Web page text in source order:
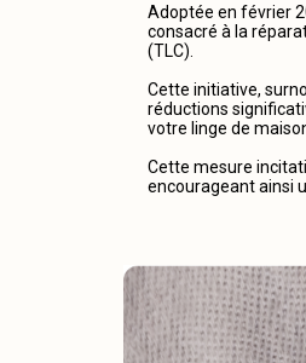
Adoptée en février
consacré à la
(TLC).
Cette initiative,
réductions
votre linge de
Cette mesure
encourageant ainsi